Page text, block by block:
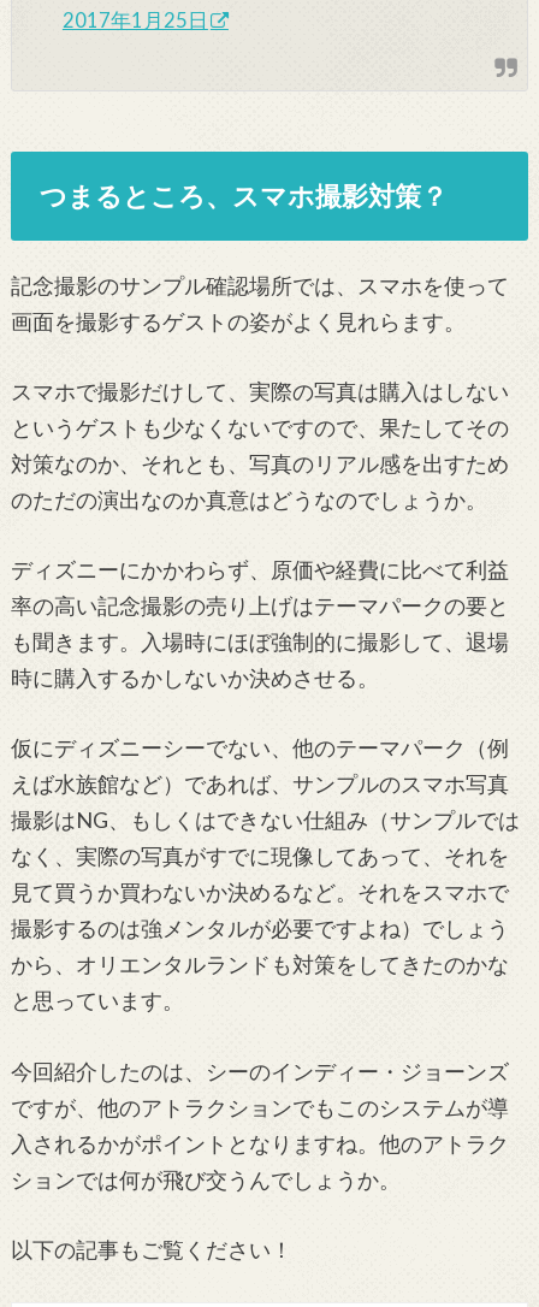
2017年1月25日
つまるところ、スマホ撮影対策？
記念撮影のサンプル確認場所では、スマホを使って
画面を撮影するゲストの姿がよく見れらます。
スマホで撮影だけして、実際の写真は購入はしない
というゲストも少なくないですので、果たしてその
対策なのか、それとも、写真のリアル感を出すため
のただの演出なのか真意はどうなのでしょうか。
ディズニーにかかわらず、原価や経費に比べて利益
率の高い記念撮影の売り上げはテーマパークの要と
も聞きます。入場時にほぼ強制的に撮影して、退場
時に購入するかしないか決めさせる。
仮にディズニーシーでない、他のテーマパーク（例
えば水族館など）であれば、サンプルのスマホ写真
撮影はNG、もしくはできない仕組み（サンプルでは
なく、実際の写真がすでに現像してあって、それを
見て買うか買わないか決めるなど。それをスマホで
撮影するのは強メンタルが必要ですよね）でしょう
から、オリエンタルランドも対策をしてきたのかな
と思っています。
今回紹介したのは、シーのインディー・ジョーンズ
ですが、他のアトラクションでもこのシステムが導
入されるかがポイントとなりますね。他のアトラク
ションでは何が飛び交うんでしょうか。
以下の記事もご覧ください！